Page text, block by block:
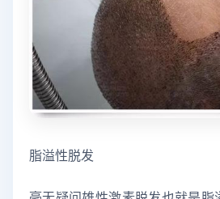
脂溢性脱发